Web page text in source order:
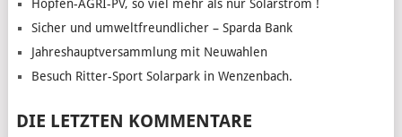
Hopfen-AGRI-PV, so viel mehr als nur Solarstrom !
Sicher und umweltfreundlicher – Sparda Bank
Jahreshauptversammlung mit Neuwahlen
Besuch Ritter-Sport Solarpark in Wenzenbach.
DIE LETZTEN KOMMENTARE